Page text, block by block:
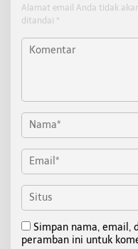
Alamat email Anda tidak
ditandai *
Simpan nama, email,
peramban ini untuk